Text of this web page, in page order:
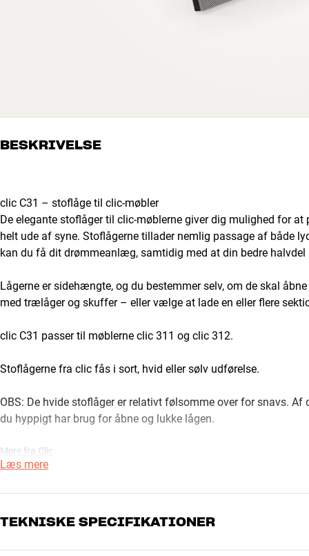
BESKRIVELSE
clic C31 – stoflåge til clic-møbler
De elegante stoflåger til clic-møblerne giver dig mulighed for
helt ude af syne. Stoflågerne tillader nemlig passage af både
kan du få dit drømmeanlæg, samtidig med at din bedre halvdel
Lågerne er sidehængte, og du bestemmer selv, om de skal
med trælåger og skuffer – eller vælge at lade en eller flere
clic C31 passer til møblerne clic 311 og clic 312.
Stoflågerne fra clic fås i sort, hvid eller sølv udførelse.
OBS: De hvide stoflåger er relativt følsomme over for snavs.
du hyppigt har brug for åbne og lukke lågen.
Mere fra Clic
Læs mere
TEKNISKE SPECIFIKATIONER